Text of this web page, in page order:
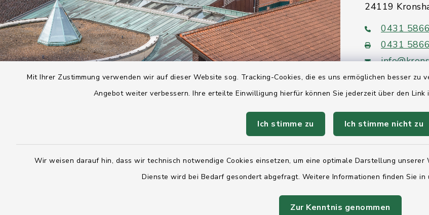
Mit Ihrer Zustimmung verwenden wir auf dieser Website sog. Tracking-Cookies, die es uns ermöglichen besser
Angebot weiter verbessern. Ihre erteilte Einwilligung hierfür können Sie jederzeit über den Link
Ich stimme zu Ich stimme nicht zu
Wir weisen darauf hin, dass wir technisch notwendige Cookies einsetzen, um eine optimale Darstellung
Dienste wird bei Bedarf gesondert abgefragt. Weitere Informationen finden Sie in
Zur Kenntnis genommen
24119
0431
0431
Quicklinks
Ihre
Kreis